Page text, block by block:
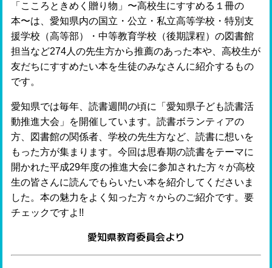
「こころときめく贈り物」〜高校生にすすめる１冊の
本〜は、愛知県内の国立・公立・私立高等学校・特別支
援学校（高等部）・中等教育学校（後期課程）の図書館
担当など274人の先生方から推薦のあった本や、高校生が
友だちにすすめたい本を生徒のみなさんに紹介するもの
です。
愛知県では毎年、読書週間の頃に「愛知県子ども読書活
動推進大会」を開催しています。読書ボランティアの
方、図書館の関係者、学校の先生方など、読書に想いを
もった方が集まります。今回は思春期の読書をテーマに
開かれた平成29年度の推進大会に参加された方々が高校
生の皆さんに読んでもらいたい本を紹介してくださいま
した。本の魅力をよく知った方々からのご紹介です。要
チェックですよ!!
愛知県教育委員会より